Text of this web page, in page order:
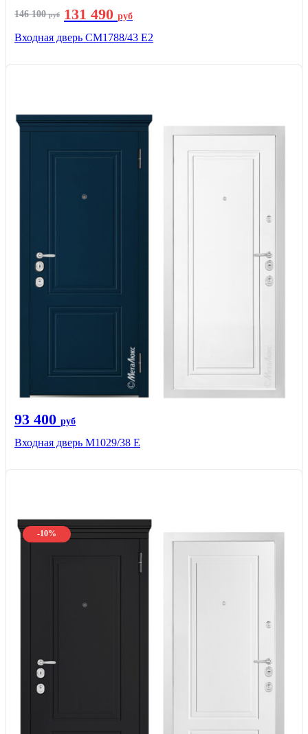
146 100руб 131 490 руб
Входная дверь СМ1788/43 E2
93 400 руб
Входная дверь М1029/38 E
-10%